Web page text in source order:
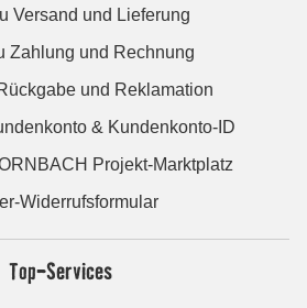
Versand und Lieferung
Zahlung und Rechnung
und Reklamation
& Kundenkonto-ID
Projekt-Marktplatz
Widerrufsformular
Top-Services